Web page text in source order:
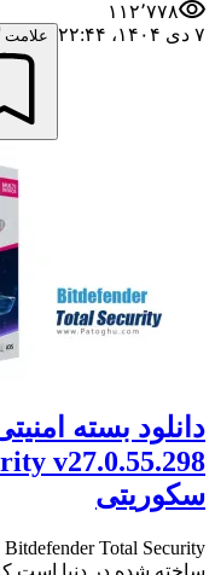
۱۱۲٬۷۷۸
۷ دی ۱۴۰۴،‏ ۲۲:۴۴
علامت
سکوریتی
ساخته شده در دنیا است